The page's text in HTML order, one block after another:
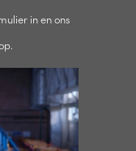
in en ons